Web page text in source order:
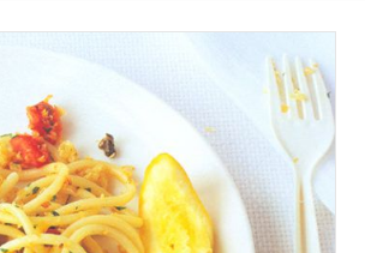
INLOGGEN
AANMELDEN
RECEPTEN
WEEKMENU'S